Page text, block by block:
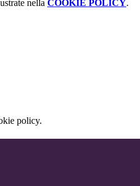
nella COOKIE POLICY.
policy.